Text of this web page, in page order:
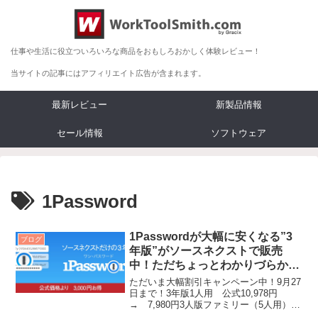
仕事や生活に役立ついろいろな商品をおもしろおかしく体験レビュー！
当サイトの記事にはアフィリエイト広告が含まれます。
最新レビュー 新製品情報
セール情報 ソフトウェア
1Password
ブログ
1Passwordが大幅に安くなる”3
年版”がソースネクストで販売
中！ただちょっとわかりづらかっ
た
ただいま大幅割引キャンペーン中！9月27
日まで！3年版1人用 公式10,978円
→ 7,980円3人版ファミリー（5人用）